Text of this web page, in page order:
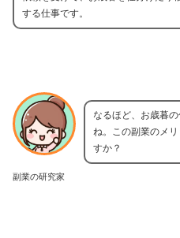
する仕事です。
副業の研究家
なるほど、お歳暮
ね。この副業のメ
すか？